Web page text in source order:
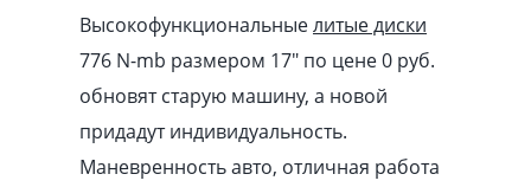
Высокофункциональныелитые диски
776 N-mb размером 17″ по цене 0 руб.
обновят старую машину, а новой
придадут индивидуальность.
Маневренность авто, отличная работа